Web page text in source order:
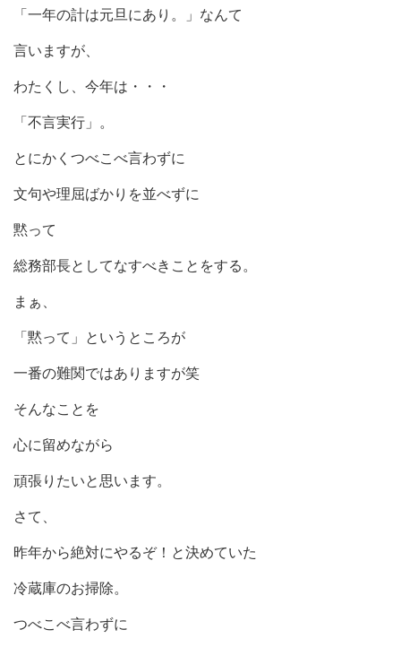
「一年の計は元旦にあり。」なんて
言いますが、
わたくし、今年は・・・
「不言実行」。
とにかくつべこべ言わずに
文句や理屈ばかりを並べずに
黙って
総務部長としてなすべきことをする。
まぁ、
「黙って」というところが
一番の難関ではありますが笑
そんなことを
心に留めながら
頑張りたいと思います。
さて、
昨年から絶対にやるぞ！と決めていた
冷蔵庫のお掃除。
つべこべ言わずに